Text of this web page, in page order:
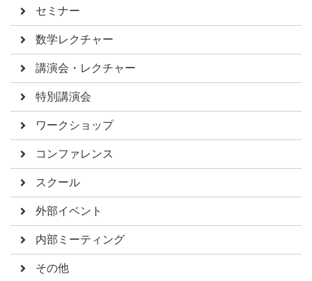
セミナー
数学レクチャー
講演会・レクチャー
特別講演会
ワークショップ
コンファレンス
スクール
外部イベント
内部ミーティング
その他